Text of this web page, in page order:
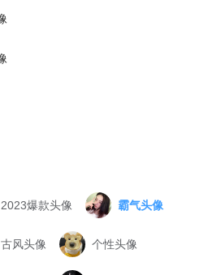
2023爆款头像 霸气头像
古风头像 个性头像